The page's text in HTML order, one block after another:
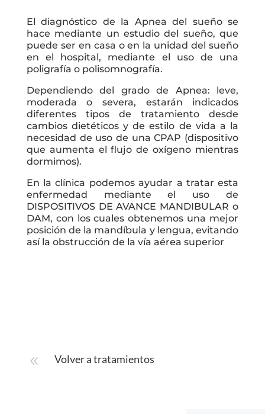
El diagnóstico de la Apnea del sueño se
hace mediante un estudio del sueño, que
puede ser en casa o en la unidad del sueño
en el hospital, mediante el uso de una
poligrafía o polisomnografía.
Dependiendo del grado de Apnea: leve,
moderada o severa, estarán indicados
diferentes tipos de tratamiento desde
cambios dietéticos y de estilo de vida a la
necesidad de uso de una CPAP (dispositivo
que aumenta el flujo de oxígeno mientras
dormimos).
En la clínica podemos ayudar a tratar esta
enfermedad mediante el uso de
DISPOSITIVOS DE AVANCE MANDIBULAR o
DAM, con los cuales obtenemos una mejor
posición de la mandíbula y lengua, evitando
así la obstrucción de la vía aérea superior
8 Volver a tratamientos